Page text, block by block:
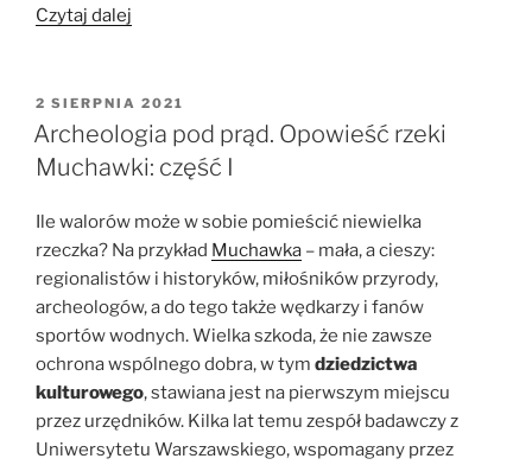
Czytaj dalej
Opowieść
rzeki
Muchawki:
II”
OPUBLIKOWANE
W
2 SIERPNIA 2021
Archeologia pod prąd. Opowieść rzeki
Muchawki: część I
Ile walorów może w sobie pomieścić niewielka
rzeczka? Na przykład Muchawka – mała, a cieszy:
regionalistów i historyków, miłośników przyrody,
archeologów, a do tego także wędkarzy i fanów
sportów wodnych. Wielka szkoda, że nie zawsze
ochrona wspólnego dobra, w tym dziedzictwa
kulturowego, stawiana jest na pierwszym miejscu
przez urzędników. Kilka lat temu zespół badawczy z
Uniwersytetu Warszawskiego, wspomagany przez